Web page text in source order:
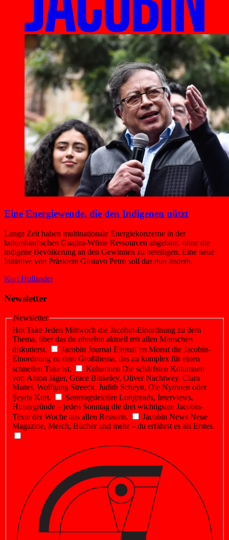
Eine Energiewende, die den Indigenen nützt
Lange Zeit haben multinationale Energiekonzerne in der
kolumbianischen Guajira-Wüste Ressourcen abgebaut, ohne die
indigene Bevölkerung an den Gewinnen zu beteiligen. Eine neue
Initiative von Präsident Gustavo Petro soll das nun ändern.
Kurt Hollander
Newsletter
Newsletter
Hot Take Jeden Mittwoch die Jacobin-Einordnung zu dem
Thema, über das du ohnehin aktuell mit allen Menschen
diskutierst.
Jacobin Journal Einmal im Monat die Jacobin-
Einordnung zu dem Großthema, das zu komplex für einen
schnellen Take ist.
Kolumnen Die schärfsten Kolumnen
von Anton Jäger, Grace Blakeley, Oliver Nachtwey, Clara
Mattei, Wolfgang Streeck, Judith Scheytt, Ole Nymoen oder
Şeyda Kurt.
Sonntagslektüre Longreads, Interviews,
Hintergründe – jeden Sonntag die drei wichtigsten Jacobin-
Texte der Woche aus allen Ressorts.
Jacobin News Neue
Magazine, Merch, Bücher und mehr – du erfährst es als Erstes.